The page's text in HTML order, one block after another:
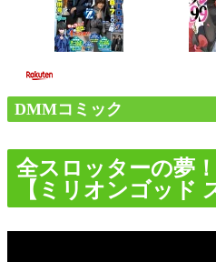
DMMコミック
全スロッターの夢
【ミリオンゴッド